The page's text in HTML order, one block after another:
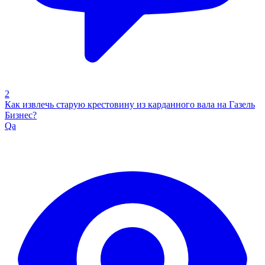
2
Как извлечь старую крестовину из карданного вала на Газель
Бизнес?
Qa